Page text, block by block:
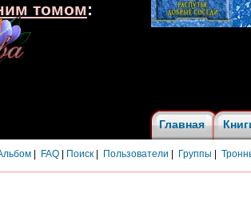
Главная
FAQ Поиск Пользователи Группы
томом: